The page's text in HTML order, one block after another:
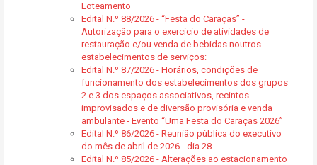
Loteamento
Edital N.º 88/2026 - “Festa do Caraças” -
Autorização para o exercício de atividades de
restauração e/ou venda de bebidas noutros
estabelecimentos de serviços:
Edital N.º 87/2026 - Horários, condições de
funcionamento dos estabelecimentos dos grupos
2 e 3 dos espaços associativos, recintos
improvisados e de diversão provisória e venda
ambulante - Evento “Uma Festa do Caraças 2026”
Edital N.º 86/2026 - Reunião pública do executivo
do mês de abril de 2026 - dia 28
Edital N.º 85/2026 - Alterações ao estacionamento